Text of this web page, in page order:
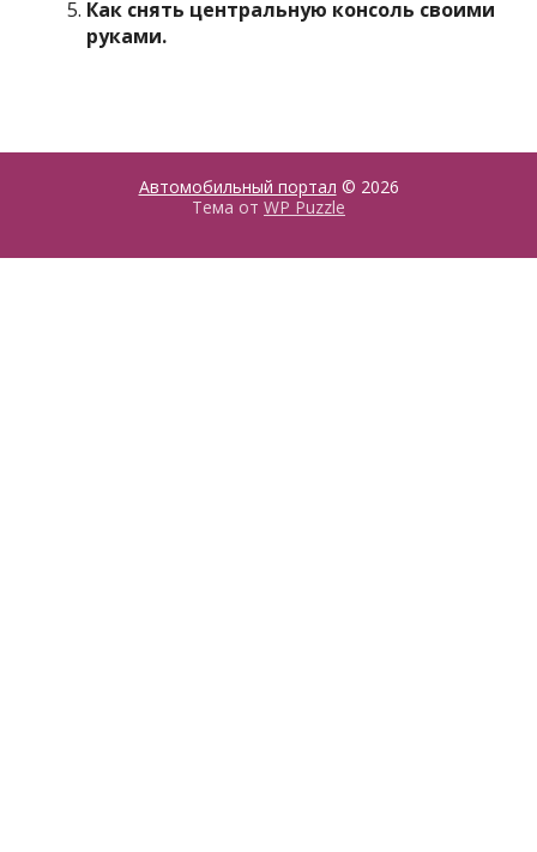
Как снять центральную консоль своими
руками.
Автомобильный портал © 2026
Тема от WP Puzzle